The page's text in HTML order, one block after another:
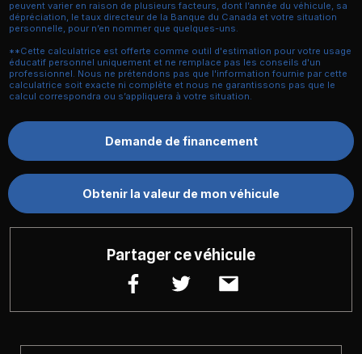
peuvent varier en raison de plusieurs facteurs, dont l’année du véhicule, sa
dépréciation, le taux directeur de la Banque du Canada et votre situation
personnelle, pour n’en nommer que quelques-uns.
**Cette calculatrice est offerte comme outil d'estimation pour votre usage
éducatif personnel uniquement et ne remplace pas les conseils d'un
professionnel. Nous ne prétendons pas que l'information fournie par cette
calculatrice soit exacte ni complète et nous ne garantissons pas que le
calcul correspondra ou s’appliquera à votre situation.
Demande de financement
Obtenir la valeur de mon véhicule
Partager ce véhicule